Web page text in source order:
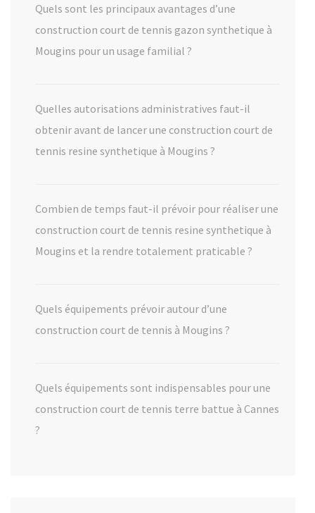
Quels sont les principaux avantages d’une
construction court de tennis gazon synthetique à
Mougins pour un usage familial ?
Quelles autorisations administratives faut-il
obtenir avant de lancer une construction court de
tennis resine synthetique à Mougins ?
Combien de temps faut-il prévoir pour réaliser une
construction court de tennis resine synthetique à
Mougins et la rendre totalement praticable ?
Quels équipements prévoir autour d’une
construction court de tennis à Mougins ?
Quels équipements sont indispensables pour une
construction court de tennis terre battue à Cannes
?